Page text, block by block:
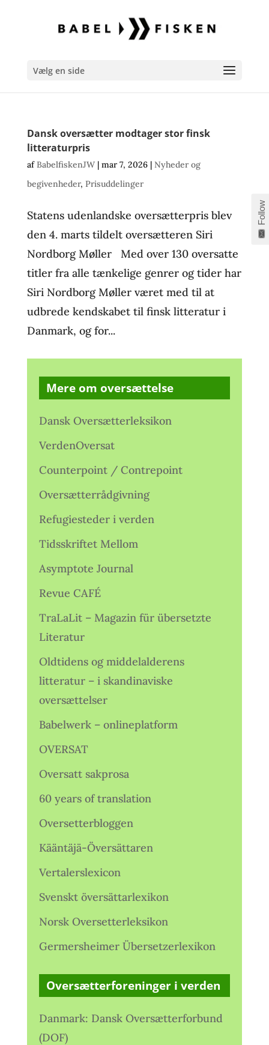
Vælg en side
Dansk oversætter modtager stor finsk
litteraturpris
afBabelfiskenJW| mar 7, 2026| Nyheder og
begivenheder, Prisuddelinger
Statens udenlandske oversætterpris blev
den 4. marts tildelt oversætteren Siri
Nordborg Møller Med over 130 oversatte
titler fra alle tænkelige genrer og tider har
Siri Nordborg Møller været med til at
udbrede kendskabet til finsk litteratur i
Danmark, og for...
Mere om oversættelse
Dansk Oversætterleksikon
VerdenOversat
Counterpoint / Contrepoint
Oversætterrådgivning
Refugiesteder i verden
Tidsskriftet Mellom
Asymptote Journal
Revue CAFÉ
TraLaLit – Magazin für übersetzte
Literatur
Oldtidens og middelalderens
litteratur – i skandinaviske
oversættelser
Babelwerk – onlineplatform
OVERSAT
Oversatt sakprosa
60 years of translation
Oversetterbloggen
Kääntäjä-Översättaren
Vertalerslexicon
Svenskt översättarlexikon
Norsk Oversetterleksikon
Germersheimer Übersetzerlexikon
Oversætterforeninger i verden
Danmark: Dansk Oversætterforbund
(DOF)
Follow